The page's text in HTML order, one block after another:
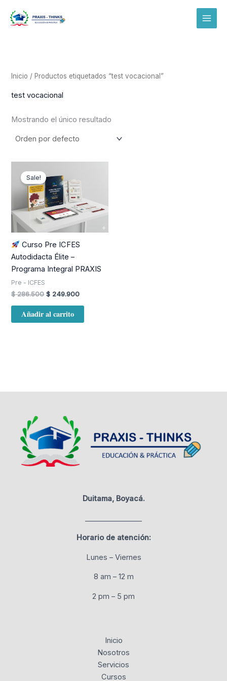
Inicio / Productos etiquetados “test vocacional”
test vocacional
Mostrando el único resultado
Sale!
Curso Pre ICFES
Autodidacta Élite –
Programa Integral PRAXIS
Pre - ICFES
$286.500
price
was:
$ 286.500.
$ 249.900
is:
$ 249.900.
Añadir al carrito
Duitama, Boyacá.
Horario de atención:
Lunes – Viernes
8 am – 12 m
2 pm – 5 pm
Inicio
Nosotros
Servicios
Cursos